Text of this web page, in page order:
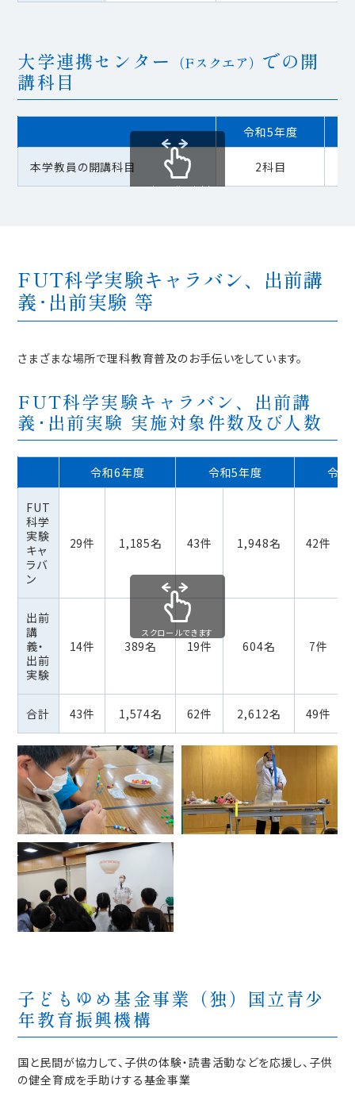
大学連携センター （Fスクエア） での開
講科目
令和5年度
本学教員の開講科目 2科目
スクロールできます
FUT科学実験キャラバン、出前講
義･出前実験 等
さまざまな場所で理科教育普及のお手伝いをしています。
FUT科学実験キャラバン、出前講
義･出前実験 実施対象件数及び人数
令和6年度 令和5年度 令和
FUT
科学
実験
キャ
ラバ
ン
29件 1,185名 43件 1,948名 42件
出前
講
義・
出前
実験
14件 389名 19件 604名 7件
合計 43件 1,574名 62件 2,612名 49件
スクロールできます
子どもゆめ基金事業（独）国立青少
年教育振興機構
国と民間が協力して、子供の体験・読書活動などを応援し、子供
の健全育成を手助けする基金事業